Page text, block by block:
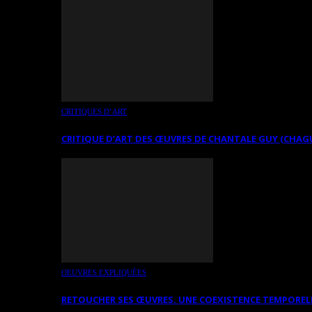
CRITIQUES D’ART
CRITIQUE D’ART DES ŒUVRES DE CHANTALE GUY
OEUVRES EXPLIQUÉES
RETOUCHER SES ŒUVRES. UNE COEXISTENCE